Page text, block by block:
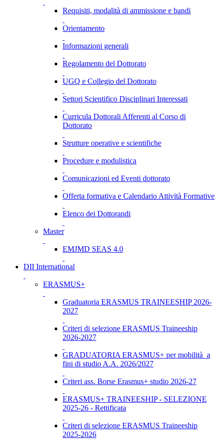
Requisiti, modalità di ammissione e bandi
Orientamento
Informazioni generali
Regolamento del Dottorato
UGQ e Collegio del Dottorato
Settori Scientifico Disciplinari Interessati
Curricula Dottorali Afferenti al Corso di
Dottorato
Strutture operative e scientifiche
Procedure e modulistica
Comunicazioni ed Eventi dottorato
Offerta formativa e Calendario Attività Formative
Elenco dei Dottorandi
Master
EMJMD SEAS 4.0
DII International
ERASMUS+
Graduatoria ERASMUS TRAINEESHIP 2026-
2027
Criteri di selezione ERASMUS Traineeship
2026-2027
GRADUATORIA ERASMUS+ per mobilità a
fini di studio A.A. 2026/2027
Criteri ass. Borse Erasmus+ studio 2026-27
ERASMUS+ TRAINEESHIP - SELEZIONE
2025-26 - Rettificata
Criteri di selezione ERASMUS Traineeship
2025-2026